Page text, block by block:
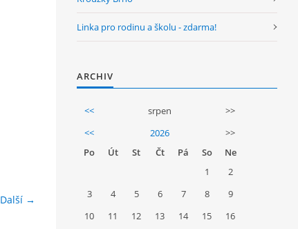
Další →
Linka pro rodinu a školu - zdarma!
ARCHIV
<< srpen
>>
<<
2026
>>
Po
Út St Čt Pá So
Ne
1
2
3
4 5 6 7 8
9
10
11 12 13 14 15
16